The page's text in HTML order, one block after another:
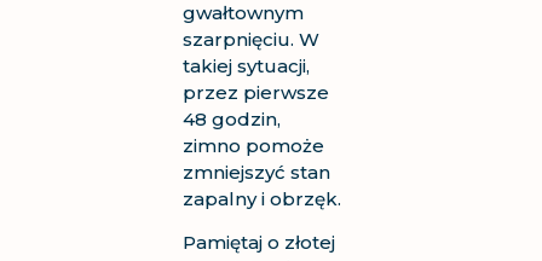
gwałtownym
szarpnięciu. W
takiej sytuacji,
przez pierwsze
48 godzin,
zimno pomoże
zmniejszyć stan
zapalny i obrzęk.
Pamiętaj o złotej